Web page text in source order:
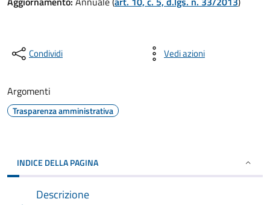
Condividi Vedi azioni
Argomenti
Trasparenza amministrativa
INDICE DELLA PAGINA
Descrizione